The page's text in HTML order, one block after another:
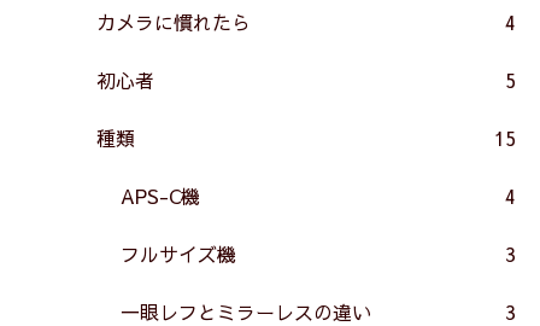
カメラに慣れたら 4
初心者 5
種類 15
APS-C機 4
フルサイズ機 3
一眼レフとミラーレスの違い 3